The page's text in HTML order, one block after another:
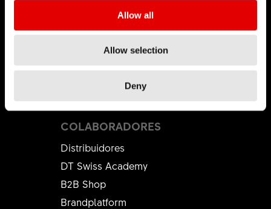
Allow all
Allow selection
Deny
CARRERA
Ambiente laboral
COLABORADORES
Distribuidores
DT Swiss Academy
B2B Shop
Brandplatform